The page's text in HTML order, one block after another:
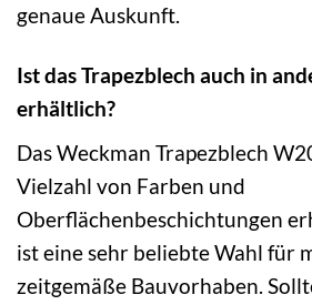
genaue Auskunft.
Ist das Trapezblech auch in
erhältlich?
Das Weckman Trapezblech
Vielzahl von Farben und
Oberflächenbeschichtungen
ist eine sehr beliebte Wahl für
zeitgemäße Bauvorhaben.